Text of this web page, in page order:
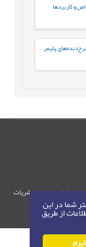
شما در این
از طریق
و کاربردها
آخرین پیشرفت‌ها برای افزایش عملکرد چرخ‌دنده‌های پلیمری در زمینه اصلاح هندسه دنده
سامانه مدیریت نشریات
است.
1405-1396